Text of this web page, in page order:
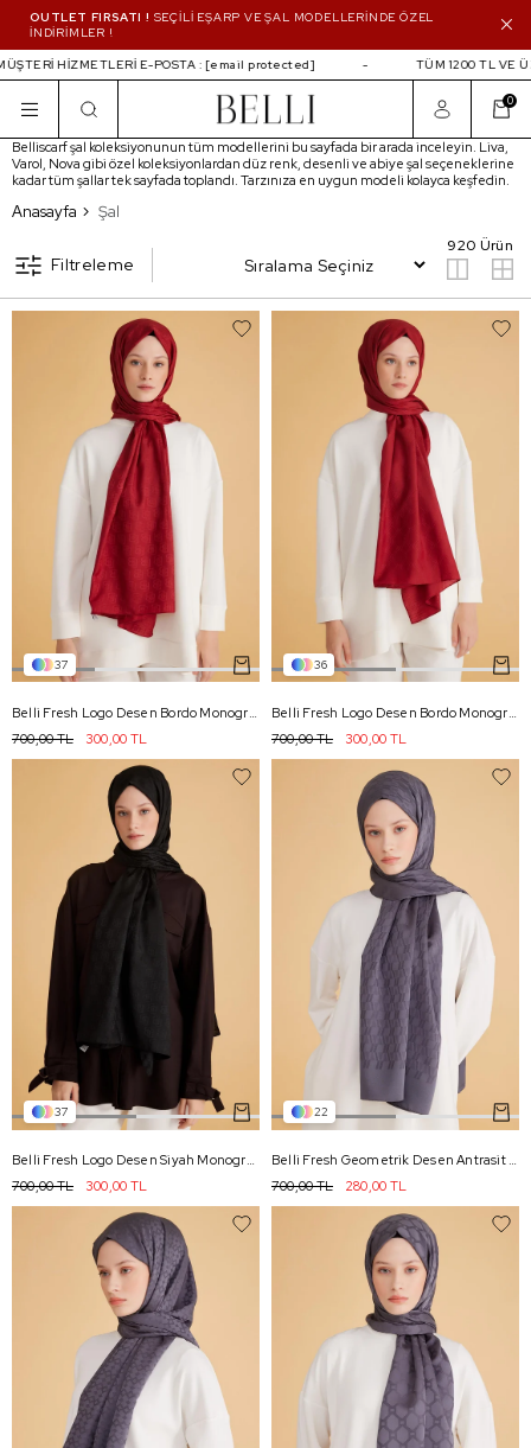
OUTLET FIRSATI ! SEÇİLİ EŞARP VE ŞAL MODELLERİNDE ÖZEL
İNDİRİMLER !
E-POSTA :[email protected] TÜM 1200 TL VE ÜZERİ
0
Belliscarf şal koleksiyonunun tüm modellerini bu sayfada bir arada inceleyin. Liva,
Varol, Nova gibi özel koleksiyonlardan düz renk, desenli ve abiye şal seçeneklerine
kadar tüm şallar tek sayfada toplandı. Tarzınıza en uygun modeli kolayca keşfedin.
Şal
Anasayfa Şal
920 Ürün
Filtreleme
37
300,00 TL
700,00 TL
36
300,00 TL
700,00 TL
37
Belli Fresh Logo Desen Siyah Monogram Şal 1 - 99
300,00 TL
700,00 TL
22
Belli Fresh Geometrik Desen Antrasit Safir Şal 1 - 98
280,00 TL
700,00 TL